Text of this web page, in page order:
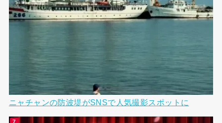
ニャチャンの防波堤がSNSで人気撮影スポットに